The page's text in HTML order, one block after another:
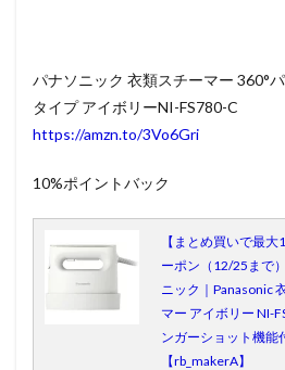
パナソニック 衣類スチーマー 360°
タイプ アイボリーNI-FS780-C
https://amzn.to/3Vo6Gri
10%ポイントバック
【まとめ買いで最大
ーポン（12/25まで
ニック｜Panasonic
マー アイボリー NI-
ンガーショット機能
【rb_makerA】